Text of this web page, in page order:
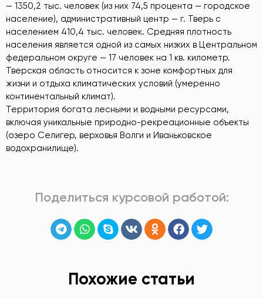
— 1350,2 тыс. человек (из них 74,5 процента — городское
население), административный центр — г. Тверь с
населением 410,4 тыс. человек. Средняя плотность
населения является одной из самых низких в Центральном
федеральном округе — 17 человек на 1 кв. километр.
Тверская область относится к зоне комфортных для
жизни и отдыха климатических условий (умеренно
континентальный климат).
Территория богата лесными и водными ресурсами,
включая уникальные природно-рекреационные объекты
(озеро Селигер, верховья Волги и Иваньковское
водохранилище).
Поделиться курсовой работой:
Похожие статьи